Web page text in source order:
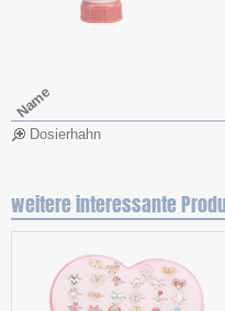
Name
Dosierhahn
weitere interessante